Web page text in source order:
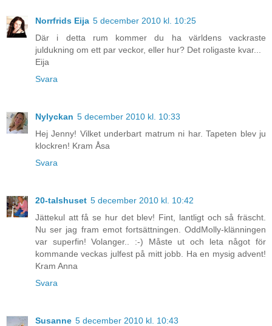
Norrfrids Eija 5 december 2010 kl. 10:25
Där i detta rum kommer du ha världens vackraste
juldukning om ett par veckor, eller hur? Det roligaste kvar...
Eija
Svara
Nylyckan 5 december 2010 kl. 10:33
Hej Jenny! Vilket underbart matrum ni har. Tapeten blev ju
klockren! Kram Åsa
Svara
20-talshuset 5 december 2010 kl. 10:42
Jättekul att få se hur det blev! Fint, lantligt och så fräscht.
Nu ser jag fram emot fortsättningen. OddMolly-klänningen
var superfin! Volanger.. :-) Måste ut och leta något för
kommande veckas julfest på mitt jobb. Ha en mysig advent!
Kram Anna
Svara
Susanne 5 december 2010 kl. 10:43